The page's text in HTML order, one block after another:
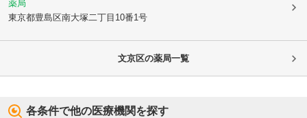
薬局
東京都豊島区南大塚二丁目10番1号
文京区の薬局一覧
各条件で他の医療機関を探す